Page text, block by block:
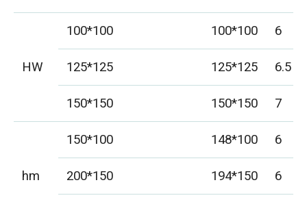
HW
100*100 100*100
6
125*125
125*125
6.5
150*150
150*150 7
hm
150*100 148*100
6
200*150
194*150
6